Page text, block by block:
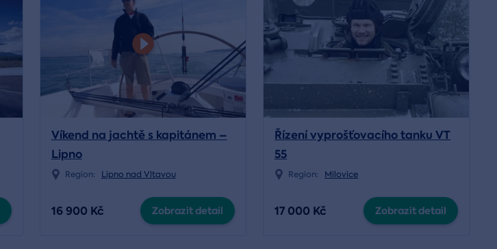
Víkend na jachtě s kapitánem –
Lipno
Region: Lipno nad Vltavou
16 900 Kč Zobrazit detail
Řízení vyprošťovacího tanku VT
55
Region: Milovice
17 000 Kč Zobrazit detail